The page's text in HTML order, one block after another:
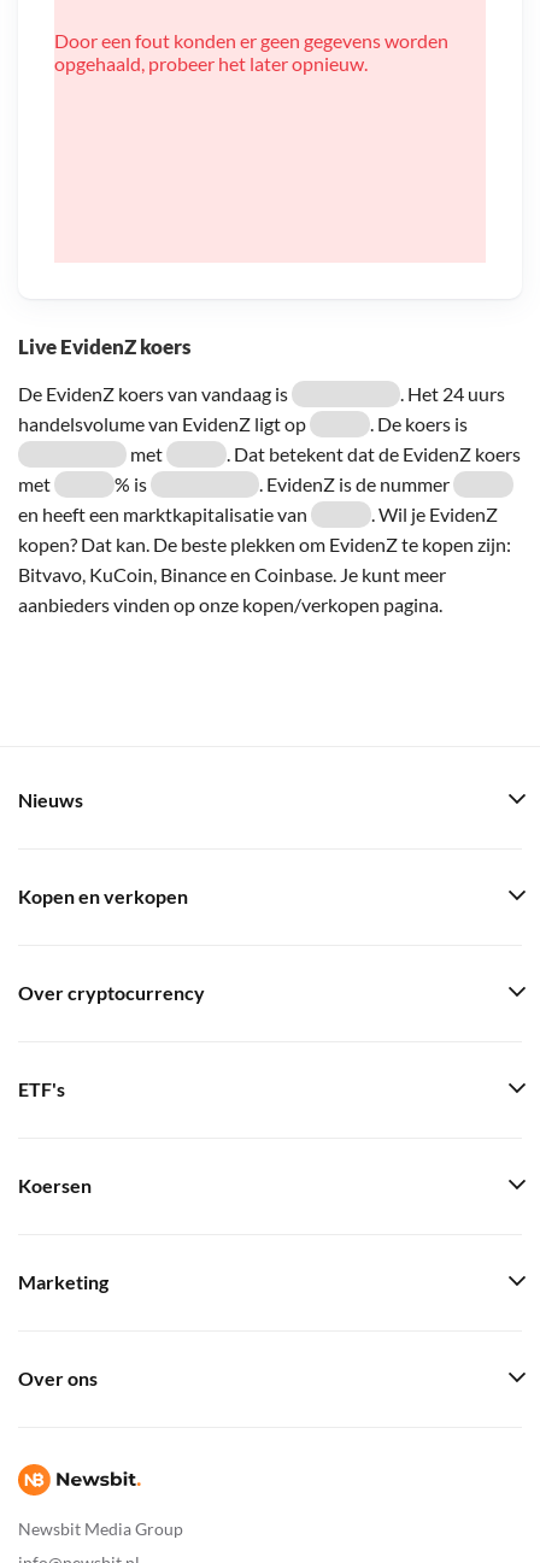
Live EvidenZ koers
De EvidenZ koers van vandaag is
. Het 24 uurs
handelsvolume van EvidenZ ligt op
. De koers is
met
. Dat betekent dat de EvidenZ koers
met
% is
. EvidenZ is de nummer
en heeft een marktkapitalisatie van
. Wil je EvidenZ
kopen? Dat kan. De beste plekken om EvidenZ te kopen zijn:
Bitvavo, KuCoin, Binance en Coinbase. Je kunt meer
aanbieders vinden op onze kopen/verkopen pagina.
Door een fout konden er geen gegevens worden
opgehaald, probeer het later opnieuw.
Newsbit Media Group
Nieuws
Kopen en verkopen
Over cryptocurrency
ETF's
Koersen
Marketing
Over ons